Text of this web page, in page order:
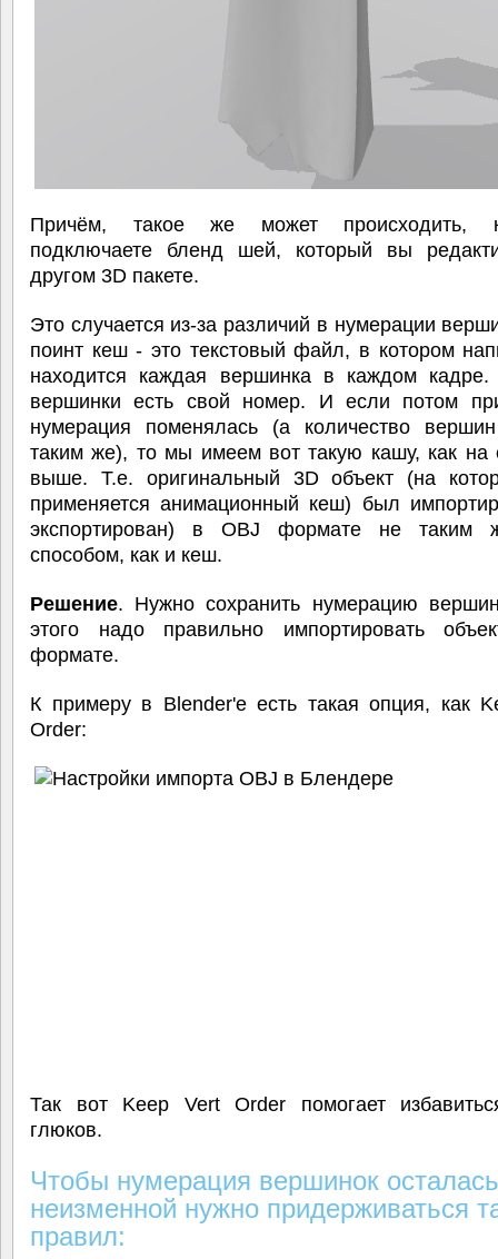
Причём, такое же может происходить,
подключаете бленд шей, который вы
другом 3D пакете.
Это случается из-за различий в нумерации
поинт кеш - это текстовый файл, в котором
находится каждая вершинка в каждом
вершинки есть свой номер. И если потом
нумерация поменялась (а количество
таким же), то мы имеем вот такую кашу, как на
выше. Т.е. оригинальный 3D объект (на
применяется анимационный кеш) был
экспортирован) в OBJ формате не таким
способом, как и кеш.
Решение. Нужно сохранить нумерацию
этого надо правильно импортировать
формате.
К примеру в Blender'е есть такая опция, как
Order:
Так вот Keep Vert Order помогает
глюков.
Чтобы нумерация вершинок осталась
неизменной нужно придерживаться
правил: